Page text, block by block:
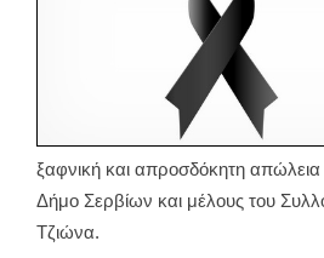
ξαφνική και απροσδόκητη
Δήμο Σερβίων και μέλους του
Τζιώνα.